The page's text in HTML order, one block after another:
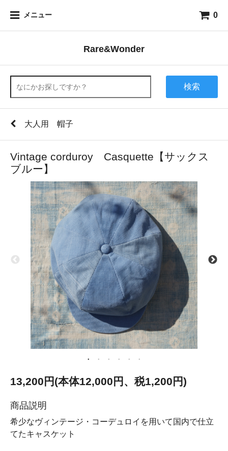
メニュー 0
Rare&Wonder
検索
大人用 帽子
Vintage corduroy Casquette【サックス
ブルー】
13,200円(本体12,000円、税1,200円)
商品説明
希少なヴィンテージ・コーデュロイを用いて国内で仕立
てたキャスケット